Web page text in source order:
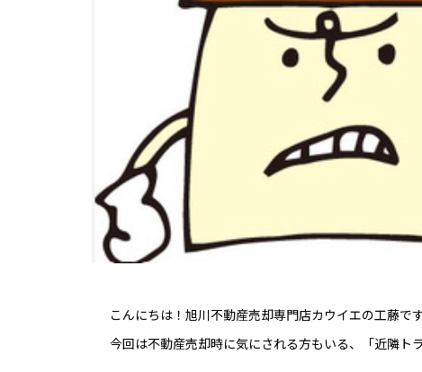
こんにちは！旭川不動産売却専門店カウイエの工藤で
今回は不動産売却時に気にされる方もいる、「近隣ト